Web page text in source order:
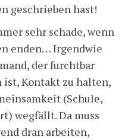
geschrieben hast!
sehr schade, wenn
enden… Irgendwie
der furchtbar
Kontakt zu halten,
(Schule,
wegfällt. Da muss
dran arbeiten,